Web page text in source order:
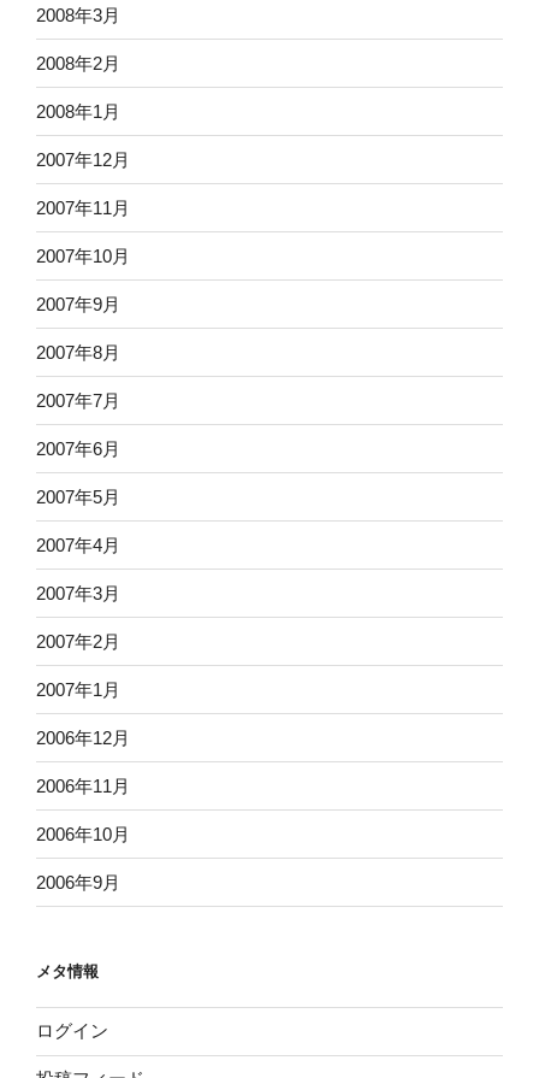
2008年3月
2008年2月
2008年1月
2007年12月
2007年11月
2007年10月
2007年9月
2007年8月
2007年7月
2007年6月
2007年5月
2007年4月
2007年3月
2007年2月
2007年1月
2006年12月
2006年11月
2006年10月
2006年9月
メタ情報
ログイン